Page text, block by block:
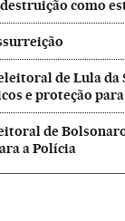
como
de Lula da
e proteção
de
a Polícia